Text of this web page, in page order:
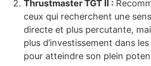
Thrustmaster TGT II :
ceux qui recherchent une
directe et plus percutante,
plus d’investissement dans
pour atteindre son plein